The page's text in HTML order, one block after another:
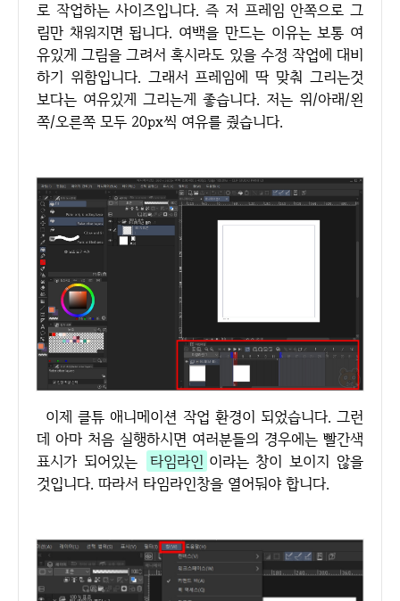
로 작업하는 사이즈입니다. 즉 저 프레임 안쪽으로 그
림만 채워지면 됩니다. 여백을 만드는 이유는 보통 여
유있게 그림을 그려서 혹시라도 있을 수정 작업에 대비
하기 위함입니다. 그래서 프레임에 딱 맞춰 그리는것
보다는 여유있게 그리는게 좋습니다. 저는 위/아래/왼
쪽/오른쪽 모두 20px씩 여유를 줬습니다.
이제 클튜 애니메이션 작업 환경이 되었습니다. 그런
데 아마 처음 실행하시면 여러분들의 경우에는 빨간색
표시가 되어있는
타임라인 이라는 창이 보이지 않을
것입니다. 따라서 타임라인창을 열어둬야 합니다.